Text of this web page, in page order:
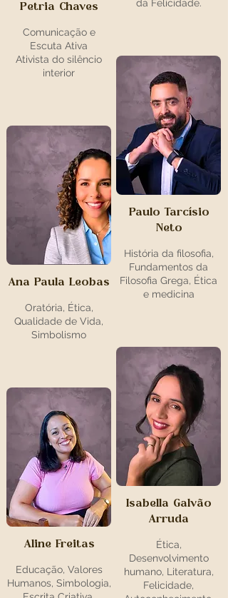
Petria Chaves
Comunicação e
Escuta Ativa
Ativista do silêncio
interior
Ana Paula Leobas
Oratória, Ética,
Qualidade de Vida,
Simbolismo
Aline Freitas
Educação, Valores
Humanos, Simbologia,
da Felicidade.
Paulo Tarcísio
Neto
História da filosofia,
Fundamentos da
Filosofia Grega, Ética
e medicina
Isabella Galvão
Arruda
Ética,
Desenvolvimento
humano, Literatura,
Felicidade,